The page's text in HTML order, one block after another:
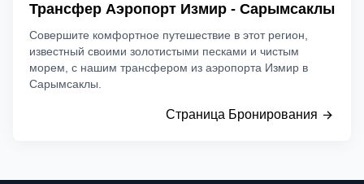
Трансфер Аэропорт Измир - Сарымсаклы
Совершите комфортное путешествие в этот регион,
известный своими золотистыми песками и чистым
морем, с нашим трансфером из аэропорта Измир в
Сарымсаклы.
Страница Бронирования